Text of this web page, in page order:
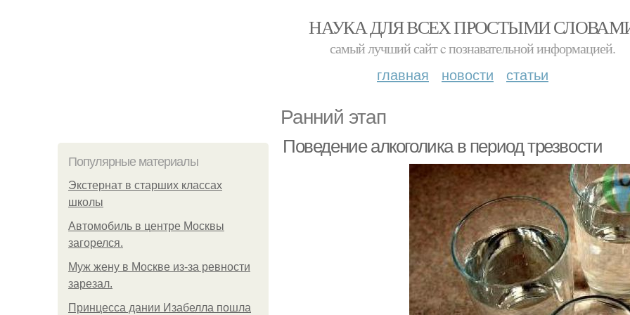
НАУКА ДЛЯ ВСЕХ ПРОСТЫМИ
самый лучший сайт c познавательной информацией.
главная новости статьи
Ранний этап
Популярные материалы
Экстернат в старших классах
школы
Автомобиль в центре Москвы
загорелся.
Mуж жену в Москве из-за ревности
зарезал.
Принцесса дании Изабелла пошла
Поведение алкоголика в период трезвости